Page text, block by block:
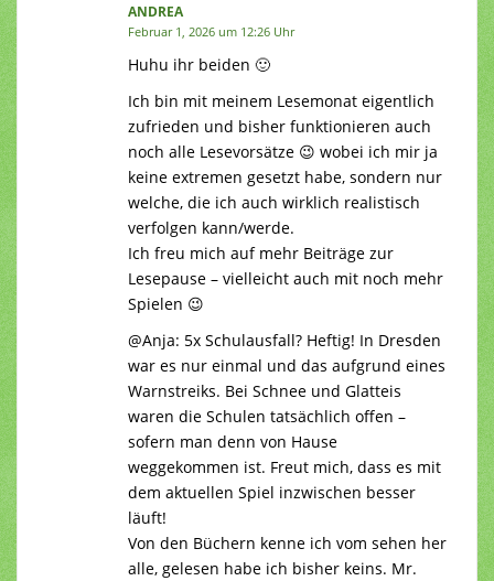
ANDREA
Februar 1, 2026 um 12:26 Uhr
Huhu ihr beiden 🙂
Ich bin mit meinem Lesemonat eigentlich
zufrieden und bisher funktionieren auch
noch alle Lesevorsätze 😉 wobei ich mir ja
keine extremen gesetzt habe, sondern nur
welche, die ich auch wirklich realistisch
verfolgen kann/werde.
Ich freu mich auf mehr Beiträge zur
Lesepause – vielleicht auch mit noch mehr
Spielen 😉
@Anja: 5x Schulausfall? Heftig! In Dresden
war es nur einmal und das aufgrund eines
Warnstreiks. Bei Schnee und Glatteis
waren die Schulen tatsächlich offen –
sofern man denn von Hause
weggekommen ist. Freut mich, dass es mit
dem aktuellen Spiel inzwischen besser
läuft!
Von den Büchern kenne ich vom sehen her
alle, gelesen habe ich bisher keins. Mr.